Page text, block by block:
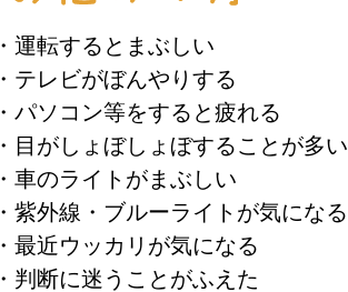
・運転するとまぶしい
・テレビがぼんやりする
・パソコン等をすると疲れる
・目がしょぼしょぼすることが多い
・車のライトがまぶしい
・紫外線・ブルーライトが気になる
・最近ウッカリが気になる
・判断に迷うことがふえた